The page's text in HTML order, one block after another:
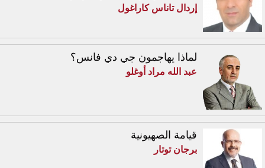
إردال تاناس كاراغول
لماذا يهاجمون جي دي فانس؟
عبد الله مراد أوغلو
قيامة الصهيونية
برجان توتار